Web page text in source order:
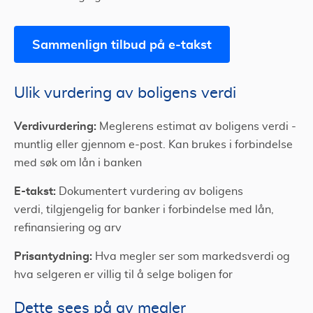
Sammenlign tilbud på e-takst
Ulik vurdering av boligens verdi
Verdivurdering: Meglerens estimat av boligens verdi -
muntlig eller gjennom e-post. Kan brukes i forbindelse
med søk om lån i banken
E-takst:
Dokumentert vurdering av boligens
verdi, tilgjengelig for banker i forbindelse med lån,
refinansiering og arv
Prisantydning: Hva megler ser som markedsverdi og
hva selgeren er villig til å selge boligen for
Dette sees på av megler